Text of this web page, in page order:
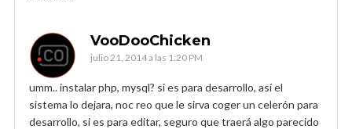
VooDooChicken
julio 21, 2014 a las 1:20 PM
umm.. instalar php, mysql? si es para desarrollo, así el
sistema lo dejara, noc reo que le sirva coger un celerón para
desarrollo, si es para editar, seguro que traerá algo parecido